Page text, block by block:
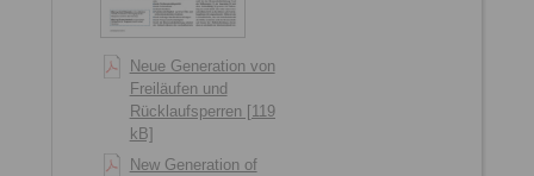
Neue Generation von
Freiläufen und
Rücklaufsperren [1191
kB]
New Generation of